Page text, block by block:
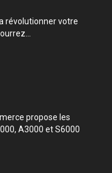
révolutionner votre
propose les
A3000 et S6000